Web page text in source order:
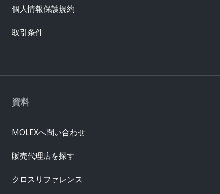
資料
MOLEXへ問い合わせ
販売代理店を探す
クロスリファレンス
個人情報保護規約
取引条件